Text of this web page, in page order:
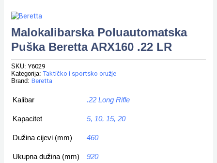
Malokalibarska Poluautomatska
Puška Beretta ARX160 .22 LR
SKU:Y6029
Kategorija:Taktičko i sportsko oružje
Brand: Beretta
Kalibar .22 Long Rifle
Kapacitet 5, 10, 15, 20
Dužina cijevi (mm) 460
Ukupna dužina (mm) 920